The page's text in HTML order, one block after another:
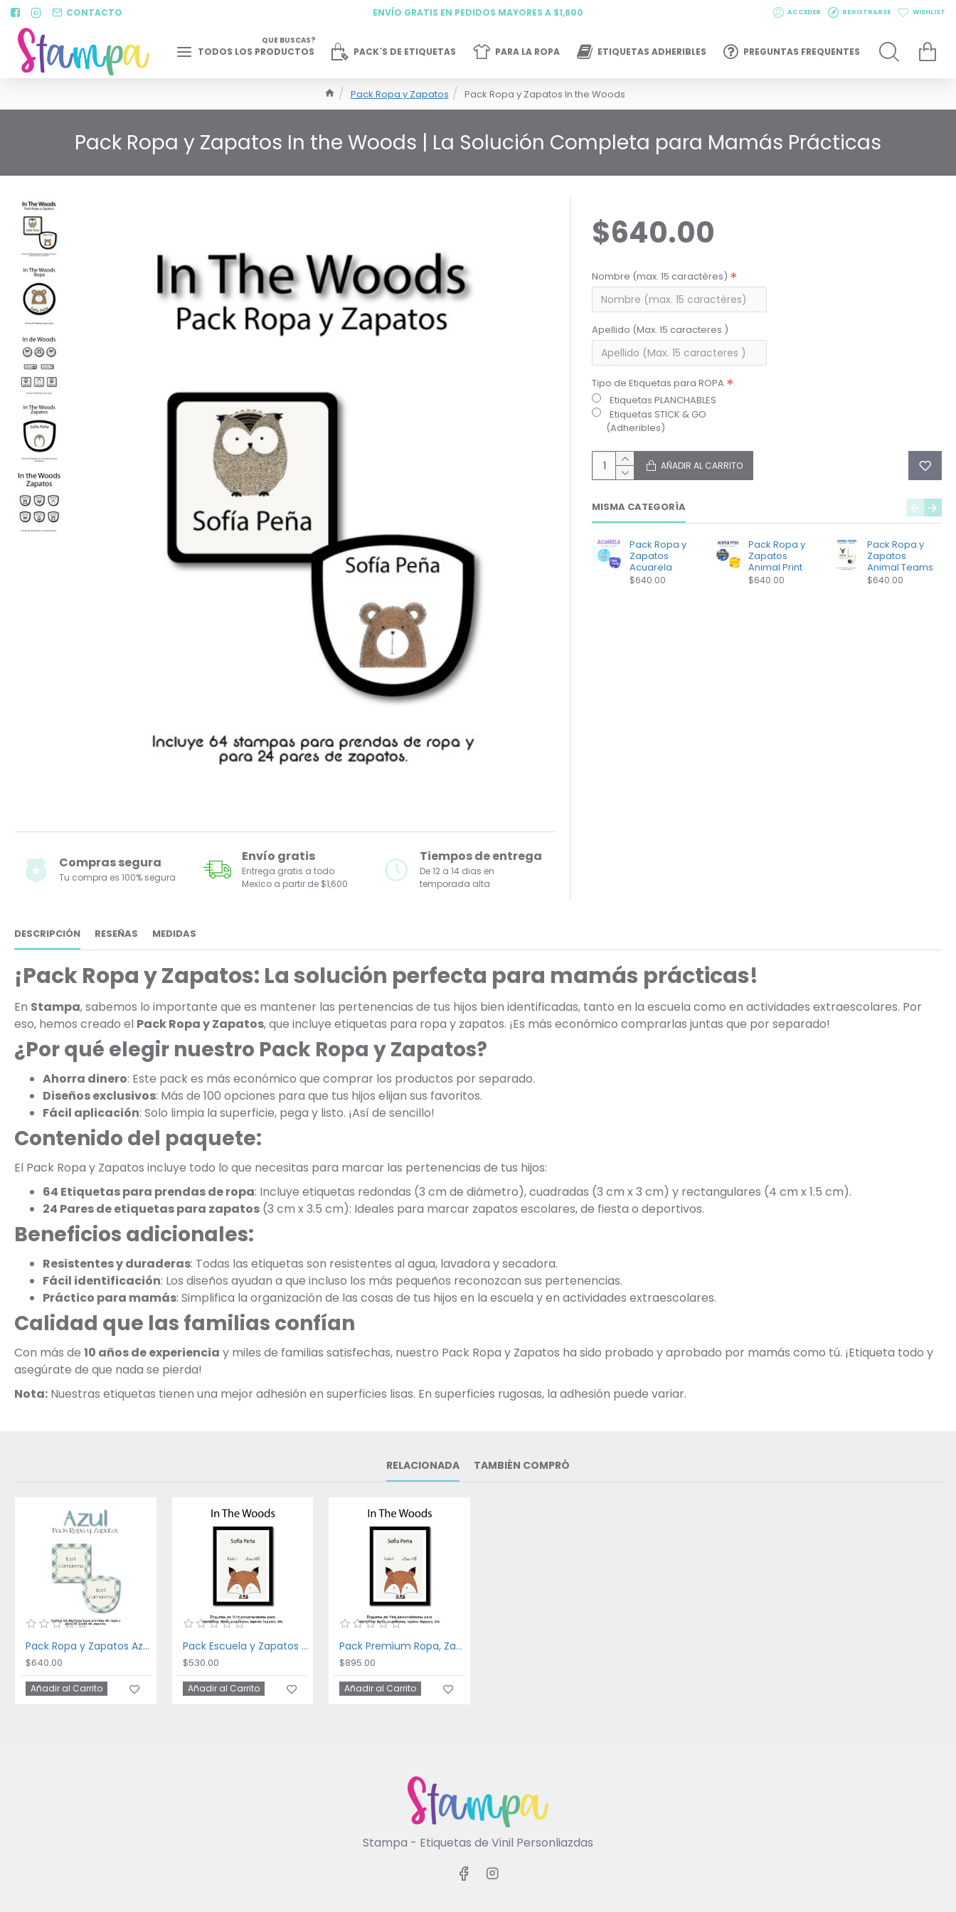
CONTACTO ENVÍO GRATIS EN PEDIDOS MAYORES A $1,600 ACCEDER REGISTRARSE WISHLIST
TODOS LOS PRODUCTOS
QUE BUSCAS?
PACK´S DE ETIQUETAS PARA LA ROPA ETIQUETAS ADHERIBLES PREGUNTAS FREQUENTES
Pack Ropa y Zapatos Pack Ropa y Zapatos In the Woods
Pack Ropa y Zapatos In the Woods | La Solución Completa para Mamás Prácticas
Compras segura
Tu compra es 100% segura
Envío gratis
Entrega gratis a todo
Mexico a partir de $1,600
Tiempos de entrega
De 12 a 14 dias en
temporada alta
$640.00
Nombre (max. 15 caractères)
Apellido (Max. 15 caracteres )
Tipo de Etiquetas para ROPA
Etiquetas PLANCHABLES
Etiquetas STICK & GO
(Adheribles)
AÑADIR AL CARRITO
MISMA CATEGORÍA
Pack Ropa y
Zapatos
Acuarela
$640.00
Pack Ropa y
Zapatos
Animal Print
$640.00
Pack Ropa y
Zapatos
Animal Teams
$640.00
DESCRIPCIÓN RESEÑAS MEDIDAS
¡Pack Ropa y Zapatos: La solución perfecta para mamás prácticas!
En Stampa, sabemos lo importante que es mantener las pertenencias de tus hijos bien identificadas, tanto en la escuela como en actividades extraescolares. Por
eso, hemos creado el Pack Ropa y Zapatos, que incluye etiquetas para ropa y zapatos. ¡Es más económico comprarlas juntas que por separado!
¿Por qué elegir nuestro Pack Ropa y Zapatos?
Ahorra dinero: Este pack es más económico que comprar los productos por separado.
Diseños exclusivos: Más de 100 opciones para que tus hijos elijan sus favoritos.
Fácil aplicación: Solo limpia la superficie, pega y listo. ¡Así de sencillo!
Contenido del paquete:
El Pack Ropa y Zapatos incluye todo lo que necesitas para marcar las pertenencias de tus hijos:
64 Etiquetas para prendas de ropa: Incluye etiquetas redondas (3 cm de diámetro), cuadradas (3 cm x 3 cm) y rectangulares (4 cm x 1.5 cm).
24 Pares de etiquetas para zapatos (3 cm x 3.5 cm): Ideales para marcar zapatos escolares, de fiesta o deportivos.
Beneficios adicionales:
Resistentes y duraderas: Todas las etiquetas son resistentes al agua, lavadora y secadora.
Fácil identificación: Los diseños ayudan a que incluso los más pequeños reconozcan sus pertenencias.
Práctico para mamás: Simplifica la organización de las cosas de tus hijos en la escuela y en actividades extraescolares.
Calidad que las familias confían
Con más de 10 años de experiencia y miles de familias satisfechas, nuestro Pack Ropa y Zapatos ha sido probado y aprobado por mamás como tú. ¡Etiqueta todo y
asegúrate de que nada se pierda!
Nota: Nuestras etiquetas tienen una mejor adhesión en superficies lisas. En superficies rugosas, la adhesión puede variar.
RELACIONADA TAMBIÉN COMPRÓ
Pack Ropa y Zapatos Azul
$640.00
Añadir al Carrito
Pack Escuela y Zapatos In the Woods
$530.00
Añadir al Carrito
Pack Premium Ropa, Zapatos y Escuela In the Woods
$895.00
Añadir al Carrito
Stampa - Etiquetas de Vinil Personliazdas